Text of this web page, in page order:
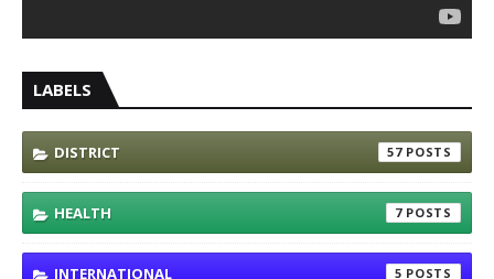
LABELS
DISTRICT 57
HEALTH 7
INTERNATIONAL 5